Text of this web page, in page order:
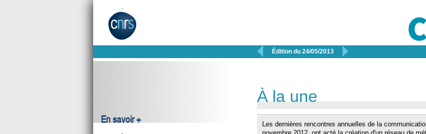
 Édition du 24/05/2013 
En savoir +
À la une
Les dernières rencontres annuelles de la